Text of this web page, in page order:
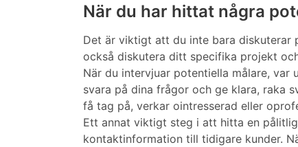
När du har hittat några
Det är viktigt att du inte bara diskuterar
också diskutera ditt specifika projekt
När du intervjuar potentiella målare, var
svara på dina frågor och ge klara, raka
få tag på, verkar ointresserad eller
Ett annat viktigt steg i att hitta en
kontaktinformation till tidigare kunder.